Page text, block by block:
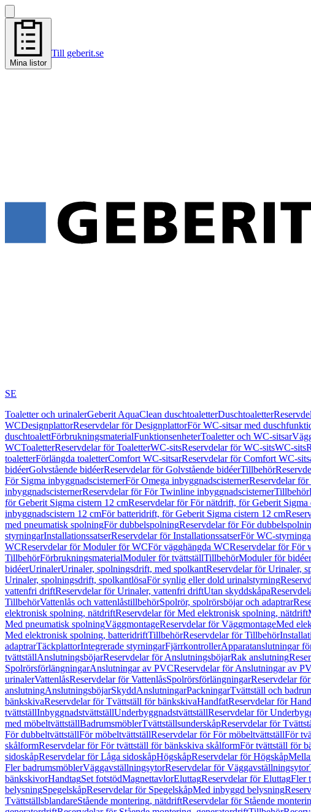
Mina listor
Till geberit.se
SE
Toaletter och urinalerGeberit AquaClean duschtoaletterDuschtoaletter
WCDesignplattorReservdelar för DesignplattorFör WC-sitsar med
duschtoalettFörbrukningsmaterialFunktionsenheterToaletter och WC-sitsar
WCToaletterReservdelar för ToaletterWC-sitsReservdelar för WC-sitsWC-sits
toaletterFörlängda toaletterComfort WC-sitsarReservdelar för Comfort WC-
bidéerGolvstående bidéerReservdelar för Golvstående bidéerTillbehör
För Sigma inbyggnadscisternerFör Omega inbyggnadscisternerReservdelar
inbyggnadscisternerReservdelar för För Twinline inbyggnadscisternerTillbehör
för Geberit Sigma cistern 12 cmReservdelar för För nätdrift, för Geberit Sigma
inbyggnadscistern 12 cmFör batteridrift, för Geberit Sigma cistern 12 cm
med pneumatisk spolningFör dubbelspolningReservdelar för För
styrningarInstallationssatserReservdelar för InstallationssatserFör WC-
WCReservdelar för Moduler för WCFör vägghängda WCReservdelar för För
TillbehörFörbrukningsmaterialModuler för tvättställTillbehörModuler för bidéer
bidéerUrinalerUrinaler, spolningsdrift, med spolkantReservdelar för Urinaler,
Urinaler, spolningsdrift, spolkantlösaFör synlig eller dold urinalstyrning
vattenfri driftReservdelar för Urinaler, vattenfri driftUtan skyddskåpa
TillbehörVattenlås och vattenlåstillbehörSpolrör, spolrörsböjar och adaptrar
elektronisk spolning, nätdriftReservdelar för Med elektronisk spolning, nätdrift
Med pneumatisk spolningVäggmontageReservdelar för VäggmontageMed
Med elektronisk spolning, batteridriftTillbehörReservdelar för Tillbehör
adaptrarTäckplattorIntegrerade styrningarFjärrkontrollerApparatanslutningar
tvättställAnslutningsböjarReservdelar för AnslutningsböjarRak anslutning
SpolrörsförlängningarAnslutningar av PVCReservdelar för Anslutningar av
urinalerVattenlåsReservdelar för VattenlåsSpolrörsförlängningarReservdelar
anslutningAnslutningsböjarSkyddAnslutningarPackningarTvättställ och
bänkskivaReservdelar för Tvättställ för bänkskivaHandfatReservdelar för
tvättställInbyggnadstvättställUnderbyggnadstvättställReservdelar för
med möbeltvättställBadrumsmöblerTvättställsunderskåpReservdelar för
För dubbeltvättställFör möbeltvättställReservdelar för För möbeltvättställFör
skålformReservdelar för För tvättställ för bänkskiva skålformFör tvättställ för
sidoskåpReservdelar för Låga sidoskåpHögskåpReservdelar för Högskåp
Fler badrumsmöblerVäggavställningsytorReservdelar för Väggavställningsytor
bänkskivorHandtagSet fotstödMagnettavlorEluttagReservdelar för EluttagFler
belysningSpegelskåpReservdelar för SpegelskåpMed inbyggd belysning
TvättställsblandareStående montering, nätdriftReservdelar för Stående